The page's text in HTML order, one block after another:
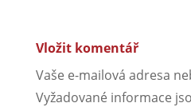
Vložit komentář
Vaše e-mailová adresa
Vyžadované informace